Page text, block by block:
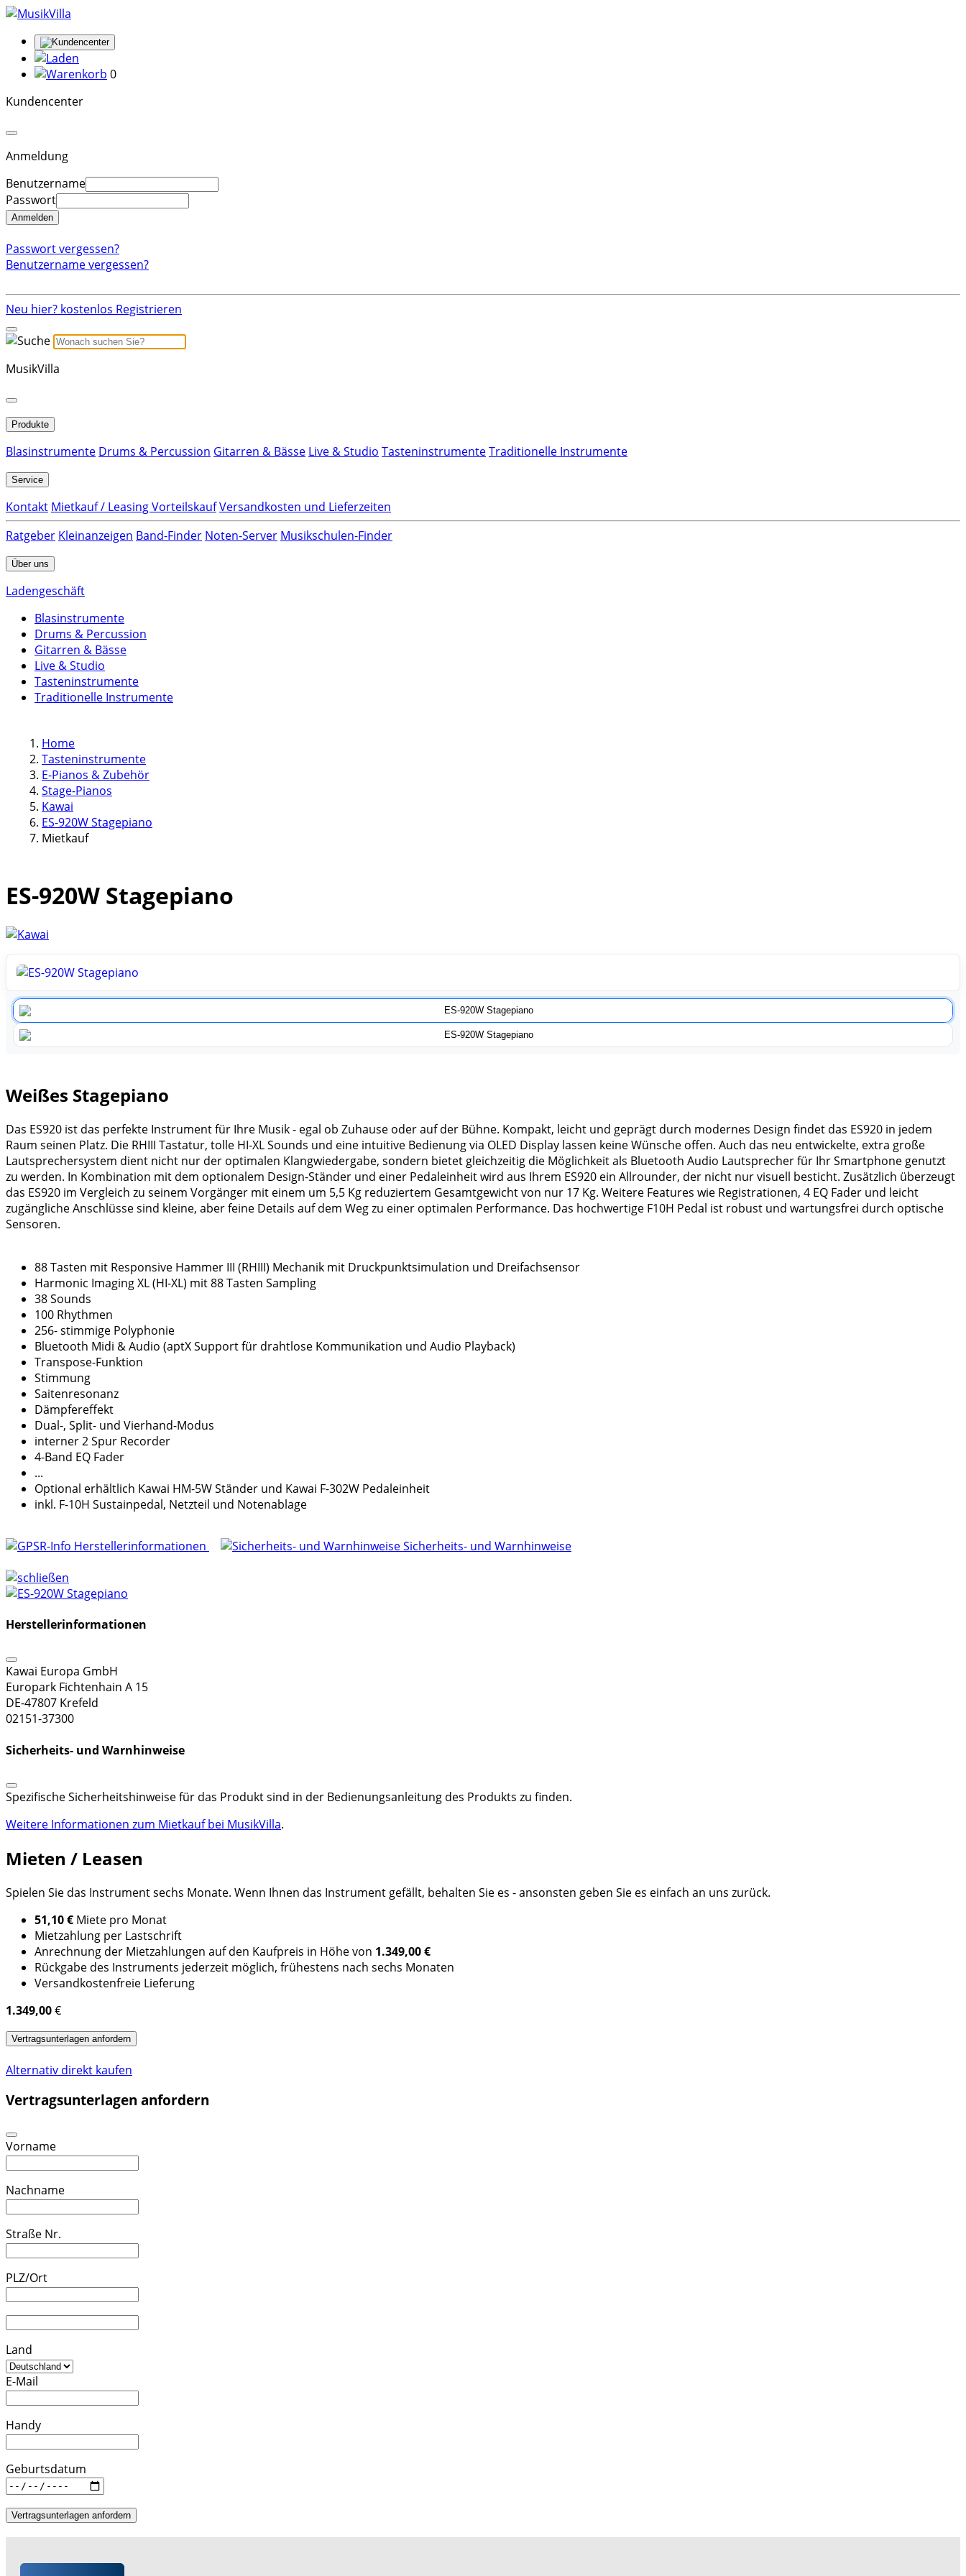
0
Kundencenter
Anmeldung
Benutzername
Passwort
Anmelden
Passwort vergessen?
Benutzername vergessen?
Neu hier? kostenlos Registrieren
MusikVilla
Produkte
Blasinstrumente Drums & Percussion Gitarren & Bässe Live & Studio TasteninstrumenteTraditionelle Instrumente
Service
Kontakt Mietkauf / Leasing VorteilskaufVersandkosten und Lieferzeiten
Ratgeber Kleinanzeigen Band-Finder Noten-Server Musikschulen-Finder
Über uns
Ladengeschäft
Blasinstrumente
Drums & Percussion
Gitarren & Bässe
Live & Studio
Tasteninstrumente
Traditionelle Instrumente
Home
Tasteninstrumente
E-Pianos & Zubehör
Stage-Pianos
Kawai
ES-920W Stagepiano
Mietkauf
ES-920W Stagepiano
Weißes Stagepiano
Das ES920 ist das perfekte Instrument für Ihre Musik - egal ob Zuhause oder auf der Bühne. Kompakt, leicht und geprägt durch modernes Design findet das ES920 in jedem
Raum seinen Platz. Die RHIII Tastatur, tolle HI-XL Sounds und eine intuitive Bedienung via OLED Display lassen keine Wünsche offen. Auch das neu entwickelte, extra große
Lautsprechersystem dient nicht nur der optimalen Klangwiedergabe, sondern bietet gleichzeitig die Möglichkeit als Bluetooth Audio Lautsprecher für Ihr Smartphone genutzt
zu werden. In Kombination mit dem optionalem Design-Ständer und einer Pedaleinheit wird aus Ihrem ES920 ein Allrounder, der nicht nur visuell besticht. Zusätzlich überzeugt
das ES920 im Vergleich zu seinem Vorgänger mit einem um 5,5 Kg reduziertem Gesamtgewicht von nur 17 Kg. Weitere Features wie Registrationen, 4 EQ Fader und leicht
zugängliche Anschlüsse sind kleine, aber feine Details auf dem Weg zu einer optimalen Performance. Das hochwertige F10H Pedal ist robust und wartungsfrei durch optische
Sensoren.
88 Tasten mit Responsive Hammer III (RHIII) Mechanik mit Druckpunktsimulation und Dreifachsensor
Harmonic Imaging XL (HI-XL) mit 88 Tasten Sampling
38 Sounds
100 Rhythmen
256- stimmige Polyphonie
Bluetooth Midi & Audio (aptX Support für drahtlose Kommunikation und Audio Playback)
Transpose-Funktion
Stimmung
Saitenresonanz
Dämpfereffekt
Dual-, Split- und Vierhand-Modus
interner 2 Spur Recorder
4-Band EQ Fader
...
Optional erhältlich Kawai HM-5W Ständer und Kawai F-302W Pedaleinheit
inkl. F-10H Sustainpedal, Netzteil und Notenablage
Herstellerinformationen Sicherheits- und Warnhinweise
Herstellerinformationen
Kawai Europa GmbH
Europark Fichtenhain A 15
DE-47807 Krefeld
02151-37300
Sicherheits- und Warnhinweise
Spezifische Sicherheitshinweise für das Produkt sind in der Bedienungsanleitung des Produkts zu finden.
Weitere Informationen zum Mietkauf bei MusikVilla.
Mieten / Leasen
Spielen Sie das Instrument sechs Monate. Wenn Ihnen das Instrument gefällt, behalten Sie es - ansonsten geben Sie es einfach an uns zurück.
51,10 € Miete pro Monat
Mietzahlung per Lastschrift
Anrechnung der Mietzahlungen auf den Kaufpreis in Höhe von 1.349,00 €
Rückgabe des Instruments jederzeit möglich, frühestens nach sechs Monaten
Versandkostenfreie Lieferung
1.349,00€
Vertragsunterlagen anfordern
Alternativ direkt kaufen
Vertragsunterlagen anfordern
Vorname
Nachname
Straße Nr.
PLZ/Ort
Land
E-Mail
Handy
Geburtsdatum
Vertragsunterlagen anfordern